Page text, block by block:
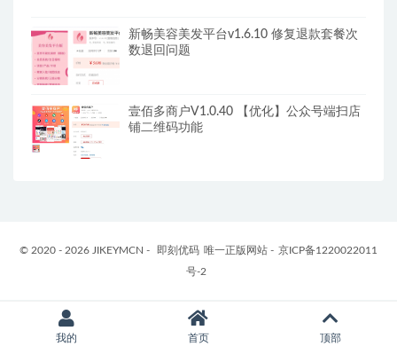
新畅美容美发平台v1.6.10 修复退款套餐次
数退回问题
壹佰多商户V1.0.40 【优化】公众号端扫店
铺二维码功能
© 2020 - 2026 JIKEYMCN - 即刻优码 唯一正版网站 - 京ICP备1220022011
号-2
我的 首页 顶部